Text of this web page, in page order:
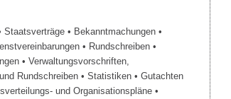
Staatsverträge • Bekanntmachungen •
• Rundschreiben •
• Verwaltungsvorschriften,
Rundschreiben • Statistiken • Gutachten
und Organisationspläne •